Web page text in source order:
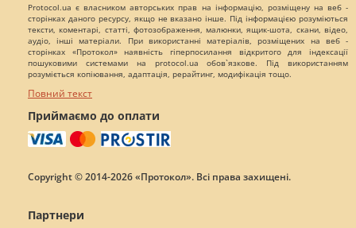
Protocol.ua є власником авторських прав на інформацію, розміщену на веб -
сторінках даного ресурсу, якщо не вказано інше. Під інформацією розуміються
тексти, коментарі, статті, фотозображення, малюнки, ящик-шота, скани, відео,
аудіо, інші матеріали. При використанні матеріалів, розміщених на веб -
сторінках «Протокол» наявність гіперпосилання відкритого для індексації
пошуковими системами на protocol.ua обов`язкове. Під використанням
розуміється копіювання, адаптація, рерайтинг, модифікація тощо.
Повний текст
Приймаємо до оплати
Copyright © 2014-2026 «Протокол». Всі права захищені.
Партнери